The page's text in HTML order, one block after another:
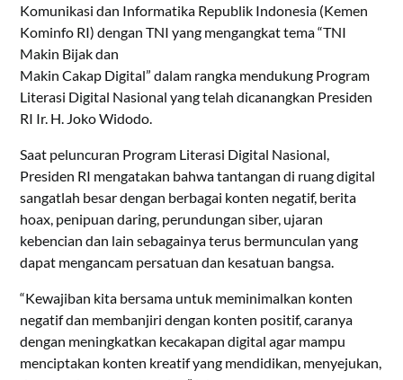
Komunikasi dan Informatika Republik Indonesia (Kemen
Kominfo RI) dengan TNI yang mengangkat tema “TNI
Makin Bijak dan
Makin Cakap Digital” dalam rangka mendukung Program
Literasi Digital Nasional yang telah dicanangkan Presiden
RI Ir. H. Joko Widodo.
Saat peluncuran Program Literasi Digital Nasional,
Presiden RI mengatakan bahwa tantangan di ruang digital
sangatlah besar dengan berbagai konten negatif, berita
hoax, penipuan daring, perundungan siber, ujaran
kebencian dan lain sebagainya terus bermunculan yang
dapat mengancam persatuan dan kesatuan bangsa.
“Kewajiban kita bersama untuk meminimalkan konten
negatif dan membanjiri dengan konten positif, caranya
dengan meningkatkan kecakapan digital agar mampu
menciptakan konten kreatif yang mendidikan, menyejukan,